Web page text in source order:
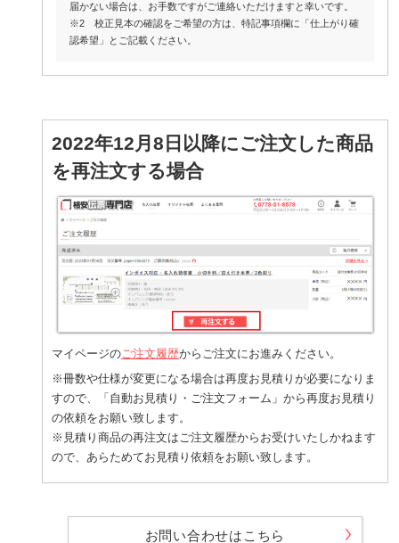
届かない場合は、お手数ですがご連絡いただけますと幸いです。
※2 校正見本の確認をご希望の方は、特記事項欄に「仕上がり確
認希望」とご記載ください。
2022年12月8日以降にご注文した商品
を再注文する場合
マイページの ご注文履歴からご注文にお進みください。
※冊数や仕様が変更になる場合は再度お見積りが必要になりま
すので、「自動お見積り・ご注文フォーム」から再度お見積り
の依頼をお願い致します。
※見積り商品の再注文はご注文履歴からお受けいたしかねます
ので、あらためてお見積り依頼をお願い致します。
お問い合わせはこちら